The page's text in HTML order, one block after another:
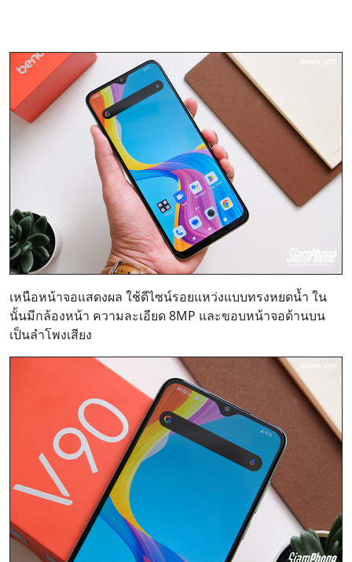
เหนือหน้าจอแสดงผล ใช้ดีไซน์รอยแหว่งแบบทรงหยดน้ำ ใน
นั้นมีกล้องหน้า ความละเอียด 8MP และขอบหน้าจอด้านบน
เป็นลำโพงเสียง